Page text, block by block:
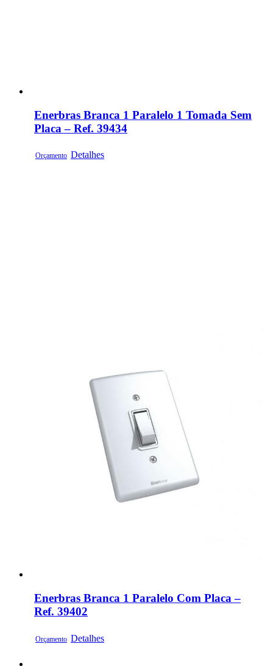
Enerbras Branca 1 Paralelo 1 Tomada Sem
Placa – Ref. 39434
Orçamento Detalhes
Enerbras Branca 1 Paralelo Com Placa –
Ref. 39402
Orçamento Detalhes